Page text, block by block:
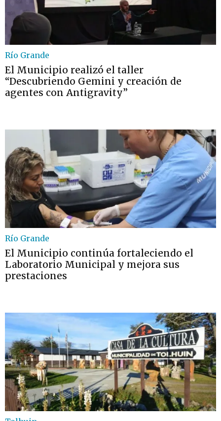
Río Grande
El Municipio realizó el taller
“Descubriendo Gemini y creación de
agentes con Antigravity”
Río Grande
El Municipio continúa fortaleciendo el
Laboratorio Municipal y mejora sus
prestaciones